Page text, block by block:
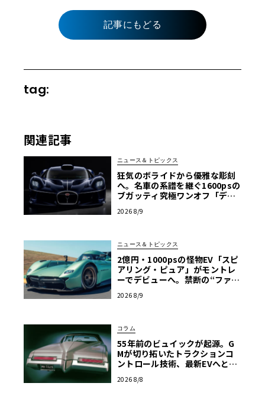
記事にもどる
tag:
関連記事
ニュース＆トピックス
狂気のボライドから優雅な彫刻
へ。名車の系譜を継ぐ1600psの
ブガッティ究極ワンオフ「デス
2026 8/9
ニュース＆トピックス
2億円・1000psの怪物EV「スピ
アリング・ピュア」がモントレ
ーでデビューへ。禁断の“ファン
市販化
2026 8/9
コラム
55年前のビュイックが起源。G
Mが切り拓いたトラクションコ
ントロール技術、最新EVへと至
2026 8/8